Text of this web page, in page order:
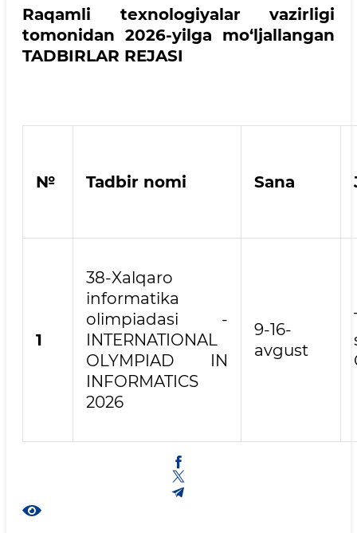
Raqamli texnologiyalar vazirligi
tomonidan 2026-yilga mo‘ljallangan
TADBIRLAR REJASI
№ Tadbir nomi Sana
1
38-Xalqaro
informatika
olimpiadasi -
INTERNATIONAL
OLYMPIAD IN
INFORMATICS
2026
9-16-
avgust